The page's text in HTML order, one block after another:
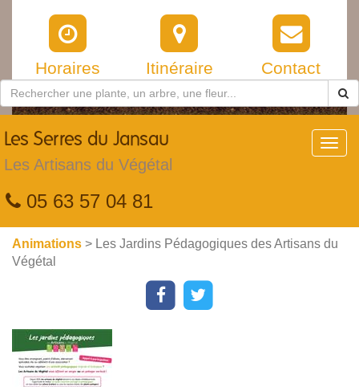
Horaires Itinéraire Contact
Les Serres du Jansau
Les Artisans du Végétal
05 63 57 04 81
Animations > Les Jardins Pédagogiques des Artisans du
Végétal